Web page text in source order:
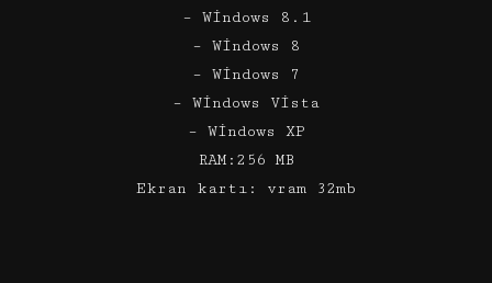
– Windows 8.1
– Windows 8
– Windows 7
– Windows Vista
– Windows XP
RAM:256 MB
Ekran kartı: vram 32mb